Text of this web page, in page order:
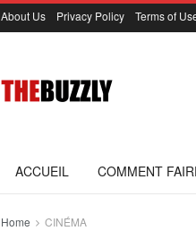
About Us Privacy Policy Terms of
ACCUEIL COMMENT
Home CINÉMA